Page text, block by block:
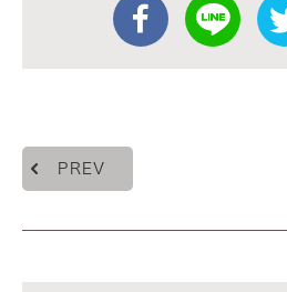
PREV